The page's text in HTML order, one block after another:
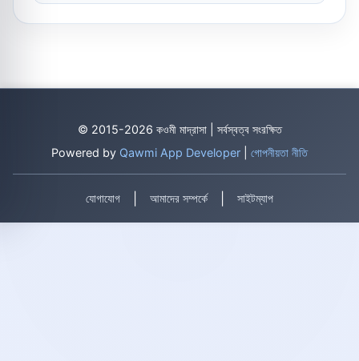
© 2015-2026 কওমী মাদ্রাসা | সর্বস্বত্ব সংরক্ষিত
Powered by Qawmi App Developer গোপনীয়তা নীতি
যোগাযোগ আমাদের সম্পর্কে সাইটম্যাপ